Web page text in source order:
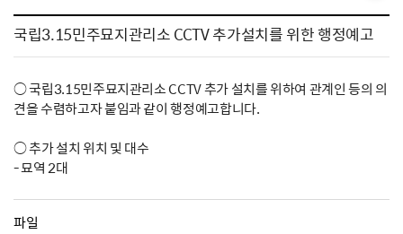
국립3.15민주묘지관리소 CCTV 추가설치를 위한 행정예고
○ 국립3.15민주묘지관리소 CCTV 추가 설치를 위하여 관계인 등의 의
견을 수렴하고자 붙임과 같이 행정예고합니다.
○ 추가 설치 위치 및 대수
- 묘역 2대
파일